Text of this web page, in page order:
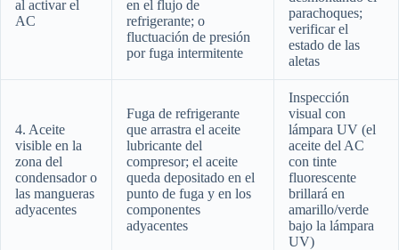
al activar el
AC
en el flujo de
refrigerante; o
fluctuación de presión
por fuga intermitente
parachoques;
verificar el
estado de las
aletas
4. Aceite
visible en la
zona del
condensador o
las mangueras
adyacentes
Fuga de refrigerante
que arrastra el aceite
lubricante del
compresor; el aceite
queda depositado en el
punto de fuga y en los
componentes
adyacentes
Inspección
visual con
lámpara UV (el
aceite del AC
con tinte
fluorescente
brillará en
amarillo/verde
bajo la lámpara
UV)